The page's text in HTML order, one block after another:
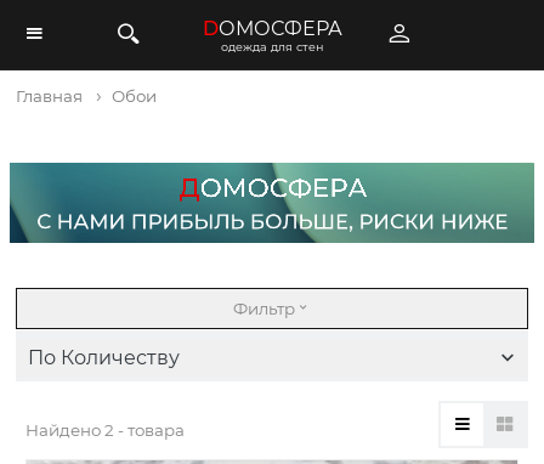
DОМОСФЕРА
одежда для стен
Главная Обои
Фильтр
По Количеству
Найдено2 - товара